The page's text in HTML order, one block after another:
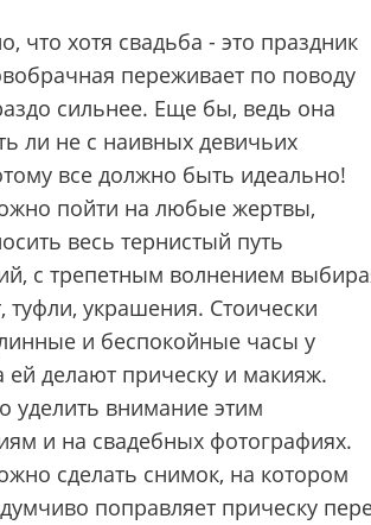
что хотя свадьба - это праздник
переживает по поводу
сильнее. Еще бы, ведь она
ли не с наивных девичьих
все должно быть идеально!
пойти на любые жертвы,
весь тернистый путь
с трепетным волнением
туфли, украшения. Стоически
и беспокойные часы у
ей делают прическу и макияж.
уделить внимание этим
и на свадебных фотографиях.
сделать снимок, на котором
поправляет прическу